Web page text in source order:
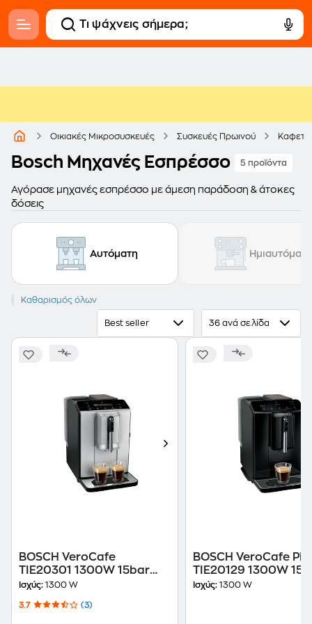
Οικιακές Μικροσυσκευές Συσκευές Πρωινού
Bosch Μηχανές Εσπρέσσο 5 προϊόντα
Αγόρασε μηχανές εσπρέσσο με άμεση παράδοση & άτοκες
δόσεις
Αυτόματη Ημιαυτόματη
BOSCH
Καθαρισμός όλων
Best seller 36 ανά σελίδα
BOSCH VeroCafe
TIE20301 1300W 15bar
Μηχανή Espresso
Ισχύς: 1300 W
3.7 (3)
BOSCH VeroCafe
TIE20129 1300W
Μηχανή Espresso
Ισχύς: 1300 W